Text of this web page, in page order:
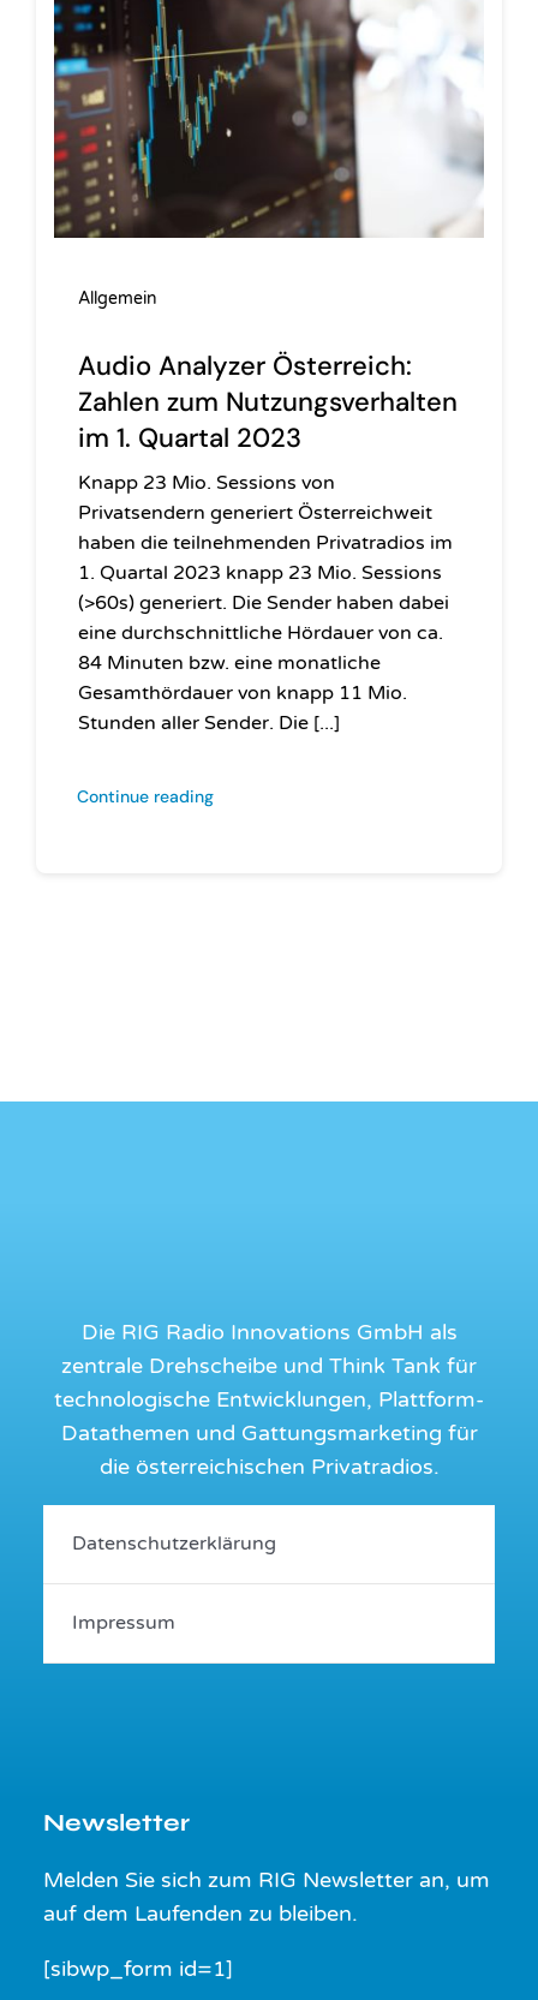
Allgemein
Audio Analyzer Österreich:
Zahlen zum Nutzungsverhalten
im 1. Quartal 2023
Knapp 23 Mio. Sessions von
Privatsendern generiert Österreichweit
haben die teilnehmenden Privatradios im
1. Quartal 2023 knapp 23 Mio. Sessions
(>60s) generiert. Die Sender haben dabei
eine durchschnittliche Hördauer von ca.
84 Minuten bzw. eine monatliche
Gesamthördauer von knapp 11 Mio.
Stunden aller Sender. Die [...]
Continue reading
Die RIG Radio Innovations GmbH als
zentrale Drehscheibe und Think Tank für
technologische Entwicklungen, Plattform-
Datathemen und Gattungsmarketing für
die österreichischen Privatradios.
Datenschutzerklärung
Impressum
Newsletter
Melden Sie sich zum RIG Newsletter an, um
auf dem Laufenden zu bleiben.
[sibwp_form id=1]